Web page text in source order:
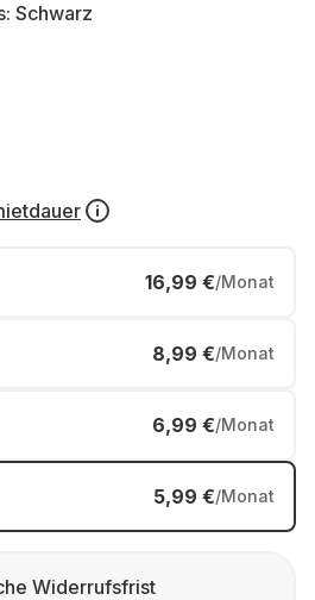
Schwarz
16,99 €/Monat
8,99 €/Monat
6,99 €/Monat
5,99 €/Monat
Widerrufsfrist